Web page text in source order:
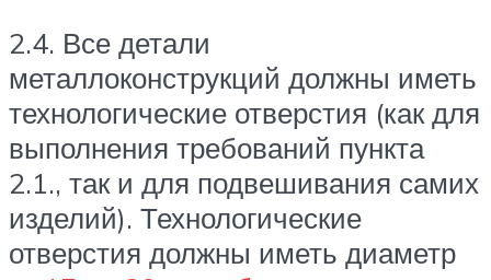
2.4. Все детали
металлоконструкций должны иметь
технологические отверстия (как для
выполнения требований пункта
2.1., так и для подвешивания самих
изделий). Технологические
отверстия должны иметь диаметр